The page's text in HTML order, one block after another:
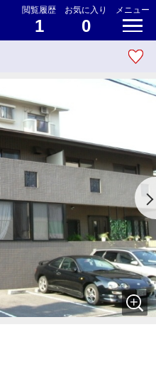
閲覧履歴
1
お気に入り
0
メニュー